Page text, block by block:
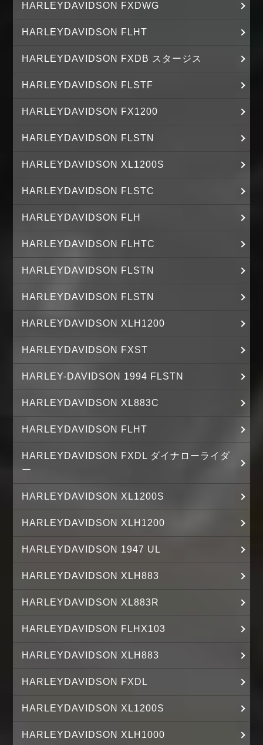
HARLEYDAVIDSON FXDWG
HARLEYDAVIDSON FLHT
HARLEYDAVIDSON FXDB スタージス
HARLEYDAVIDSON FLSTF
HARLEYDAVIDSON FX1200
HARLEYDAVIDSON FLSTN
HARLEYDAVIDSON XL1200S
HARLEYDAVIDSON FLSTC
HARLEYDAVIDSON FLH
HARLEYDAVIDSON FLHTC
HARLEYDAVIDSON FLSTN
HARLEYDAVIDSON FLSTN
HARLEYDAVIDSON XLH1200
HARLEYDAVIDSON FXST
HARLEY-DAVIDSON 1994 FLSTN
HARLEYDAVIDSON XL883C
HARLEYDAVIDSON FLHT
HARLEYDAVIDSON FXDL ダイナローライダ
ー
HARLEYDAVIDSON XL1200S
HARLEYDAVIDSON XLH1200
HARLEYDAVIDSON 1947 UL
HARLEYDAVIDSON XLH883
HARLEYDAVIDSON XL883R
HARLEYDAVIDSON FLHX103
HARLEYDAVIDSON XLH883
HARLEYDAVIDSON FXDL
HARLEYDAVIDSON XL1200S
HARLEYDAVIDSON XLH1000